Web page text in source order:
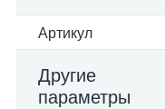
Артикул
Другие
параметры